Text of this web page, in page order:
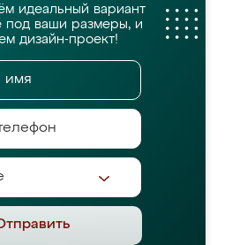
идеальный вариант
под ваши размеры, и
дизайн-проект!